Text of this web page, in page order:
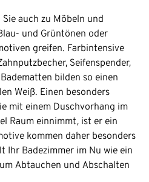
auch zu Möbeln und
und Grüntönen oder
greifen. Farbintensive
Seifenspender,
bilden so einen
Weiß. Einen besonders
mit einem Duschvorhang im
Raum einnimmt, ist er ein
kommen daher besonders
Ihr Badezimmer im Nu wie ein
Abtauchen und Abschalten